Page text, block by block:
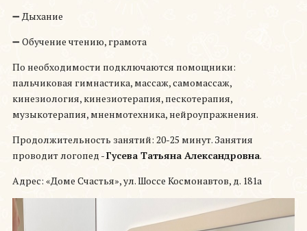
➖ Дыхание
➖ Обучение чтению, грамота
По необходимости подключаются помощники:
пальчиковая гимнастика, массаж, самомассаж,
кинезиология, кинезиотерапия, пескотерапия,
музыкотерапия, мненмотехника, нейроупражнения.
Продолжительность занятий: 20-25 минут. Занятия
проводит логопед -Гусева Татьяна Александровна.
Адрес: «Доме Счастья», ул. Шоссе Космонавтов, д. 181а